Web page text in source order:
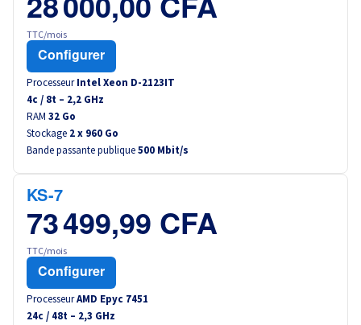
Australia
Singapore
India
Asia
World
28 000,00 CFA
TTC/mois
Configurer
Processeur Intel Xeon D-2123IT
4c / 8t – 2,2 GHz
RAM 32 Go
Stockage 2 x 960 Go
Bande passante publique500 Mbit/s
KS-7
73 499,99 CFA
TTC/mois
Configurer
ProcesseurAMD Epyc 7451
24c / 48t – 2,3 GHz